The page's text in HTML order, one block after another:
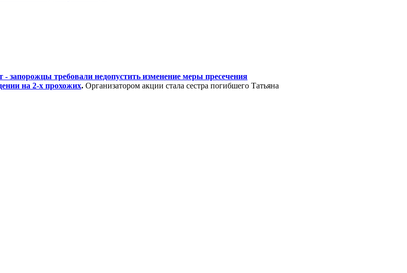
- запорожцы требовали недопустить изменение меры пресечения
на 2-х прохожих. Организатором акции стала сестра погибшего Татьяна